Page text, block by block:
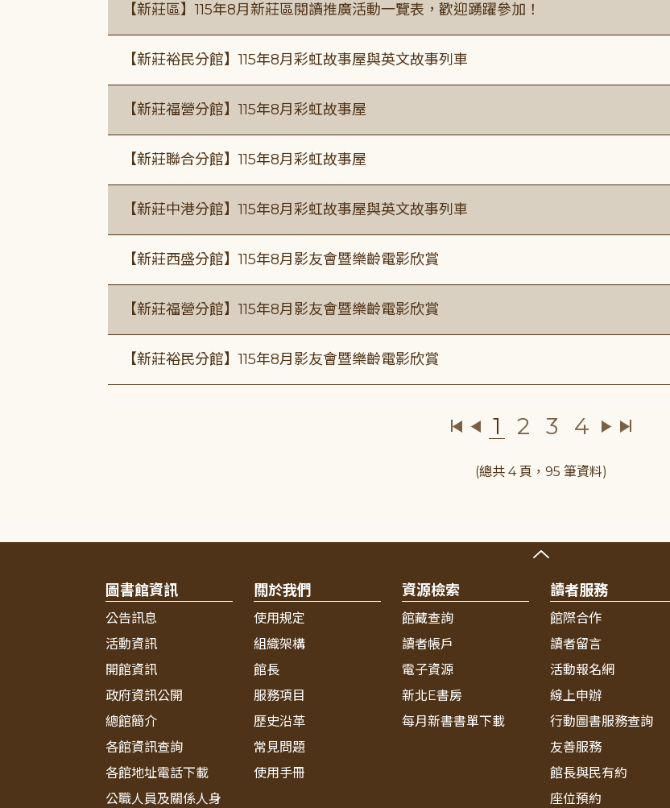
【新莊區】115年8月新莊區閱讀推廣活動一覽表，歡迎踴躍參加！
【新莊裕民分館】115年8月彩虹故事屋與英文故事列車
【新莊福營分館】115年8月彩虹故事屋
【新莊聯合分館】115年8月彩虹故事屋
【新莊中港分館】115年8月彩虹故事屋與英文故事列車
【新莊西盛分館】115年8月影友會暨樂齡電影欣賞
【新莊福營分館】115年8月影友會暨樂齡電影欣賞
【新莊裕民分館】115年8月影友會暨樂齡電影欣賞
1 2 3 4
(總共 4 頁，95 筆資料)
圖書館資訊
公告訊息
活動資訊
開館資訊
政府資訊公開
總館簡介
各館資訊查詢
各館地址電話下載
公職人員及關係人身
關於我們
使用規定
組織架構
館長
服務項目
歷史沿革
常見問題
使用手冊
資源檢索
館藏查詢
讀者帳戶
電子資源
新北E書房
每月新書書單下載
讀者服務
館際合作
讀者留言
活動報名網
線上申辦
行動圖書服務查詢
友善服務
館長與民有約
座位預約